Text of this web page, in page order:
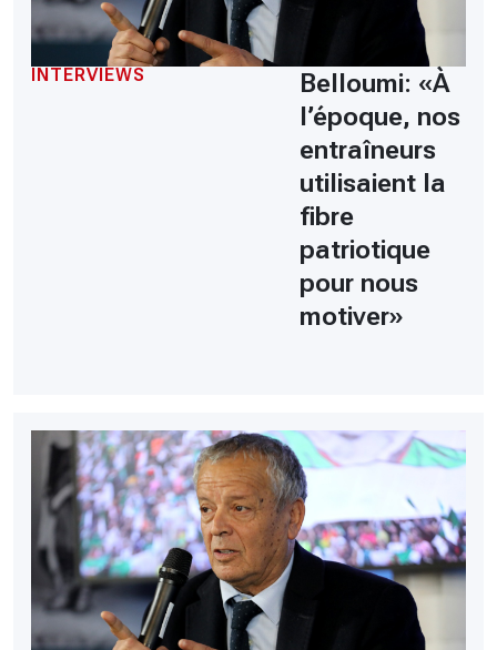
INTERVIEWS
Belloumi: «À
l’époque, nos
entraîneurs
utilisaient la
fibre
patriotique
pour nous
motiver»